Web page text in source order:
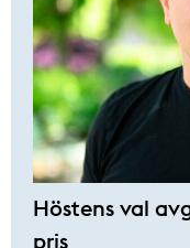
Höstens val
pris